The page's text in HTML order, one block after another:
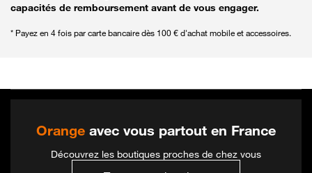
capacités de remboursement avant de vous engager.
* Payez en 4 fois par carte bancaire dès 100 € d'achat mobile et accessoires.